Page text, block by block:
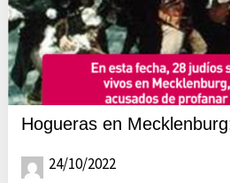
Hogueras en
24/10/2022